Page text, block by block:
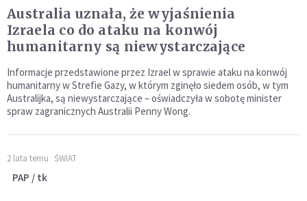
Australia uznała, że wyjaśnienia
Izraela co do ataku na konwój
humanitarny są niewystarczające
Informacje przedstawione przez Izrael w sprawie ataku na konwój
humanitarny w Strefie Gazy, w którym zginęło siedem osób, w tym
Australijka, są niewystarczające – oświadczyła w sobotę minister
spraw zagranicznych Australii Penny Wong.
2 lata temu ŚWIAT
PAP / tk